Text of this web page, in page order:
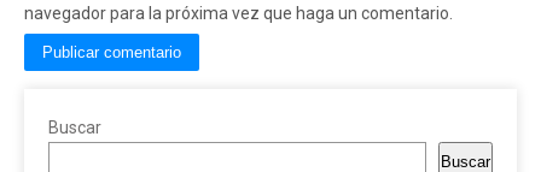
navegador para la próxima vez que haga un comentario.
Buscar
Buscar